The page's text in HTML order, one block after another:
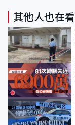
其他人也在看